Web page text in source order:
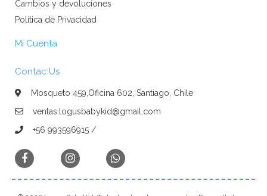
Cambios y devoluciones
Política de Privacidad
Mi Cuenta
Contac Us
Mosqueto 459,Oficina 602, Santiago, Chile
ventas.logusbabykid@gmail.com
+56 993596915 /